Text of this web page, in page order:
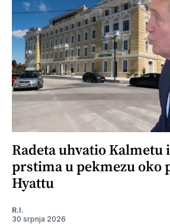
Radeta uhvatio Kalmetu
prstima u pekmezu oko
Hyattu
R.I.
30 srpnja 2026